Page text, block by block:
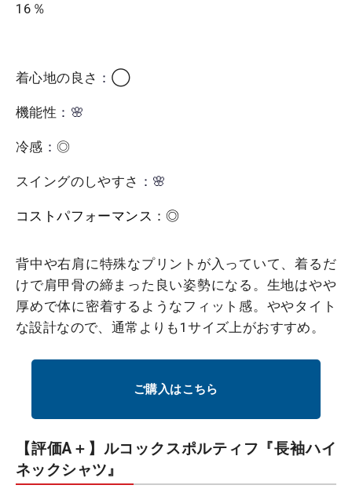
16％
着心地の良さ ： ◯
機能性 ：🌸
冷感 ：◎
スイングのしやすさ ：🌸
コストパフォーマンス ：◎
背中や右肩に特殊なプリントが入っていて、着るだ
けで肩甲骨の締まった良い姿勢になる。生地はやや
厚めで体に密着するようなフィット感。ややタイト
な設計なので、通常よりも1サイズ上がおすすめ。
ご購入はこちら
【評価A＋】ルコックスポルティフ『長袖ハイ
ネックシャツ』